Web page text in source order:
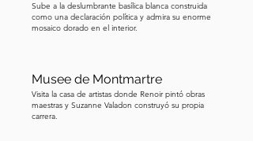
Sube a la deslumbrante basílica blanca construida
como una declaración política y admira su enorme
mosaico dorado en el interior.
Musee de Montmartre
Visita la casa de artistas donde Renoir pintó obras
maestras y Suzanne Valadon construyó su propia
carrera.